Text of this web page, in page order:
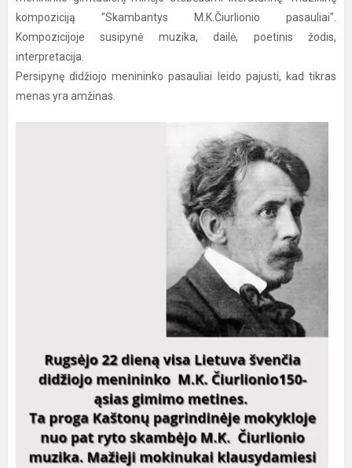
kompoziciją "Skambantys M.K.Čiurlionio pasauliai".
Kompozicijoje susipynė muzika, dailė, poetinis žodis,
interpretacija.
Persipynę didžiojo menininko pasauliai leido pajusti, kad tikras
menas yra amžinas.